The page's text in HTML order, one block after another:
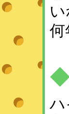
い
何
◆
ハ